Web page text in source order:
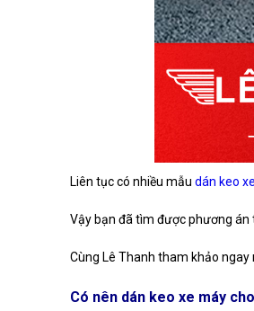
Liên tục có nhiều mẫu dán keo
Vậy bạn đã tìm được phương án
Cùng Lê Thanh tham khảo
Có nên dán keo xe máy